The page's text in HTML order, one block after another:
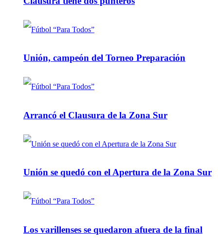
Unión, campeón del Torneo Preparación
Arrancó el Clausura de la Zona Sur
Unión se quedó con el Apertura de la Zona Sur
Los varillenses se quedaron afuera de la final